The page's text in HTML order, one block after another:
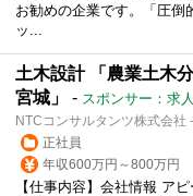
お勧めの企業です。「圧倒
ッ...
土木設計 「農業土木
宮城」
- スポンサー：求
NTCコンサルタンツ株式会社
正社員
年収600万円～800万円
【仕事内容】会社情報 ア